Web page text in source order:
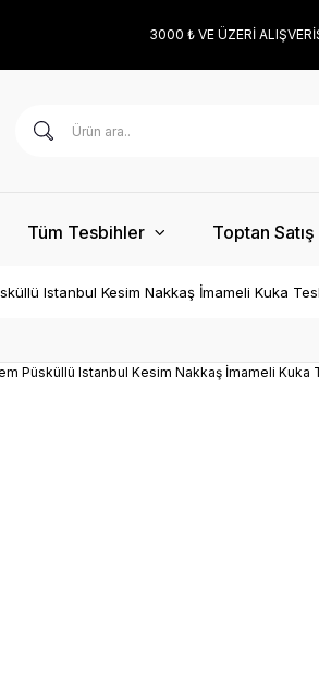
3000 ₺ VE ÜZERİ
Tüm Tesbihler Toptan Satış
Istanbul Kesim Nakkaş İmameli Kuka